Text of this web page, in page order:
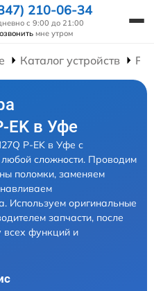
210-06-34
с 9:00 до 21:00
мне утром
Каталог устройств
EK в Уфе
P-EK в Уфе с
сложности. Проводим
поломки, заменяем
Используем оригинальные
запчасти, после
всех функций и